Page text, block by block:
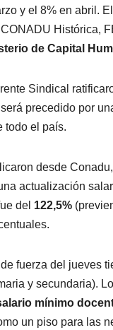
y el 8% en abril. El
Histórica,
de Capital
Sindical
precedido por
todo el país.
desde
actualización
del 122,5%
fuerza del jueves
y secundaria).
mínimo
un piso para las